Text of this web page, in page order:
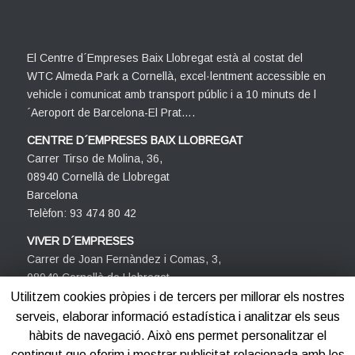
El Centre d´Empreses Baix Llobregat està al costat del
WTC Almeda Park a Cornellà, excel·lentment accessible en
vehicle i comunicat amb transport públic i a 10 minuts de l
´Aeroport de Barcelona-El Prat….
CENTRE D´EMPRESES BAIX LLOBREGAT
Carrer Tirso de Molina, 36,
08940 Cornellà de Llobregat
Barcelona
Telèfon: 93 474 80 42
VIVER D´EMPRESES
Carrer de Joan Fernàndez i Comas, 3,
08940 Cornellà de Llobregat
Barcelona
Telèfon: 93 474 80 42
Utilitzem cookies pròpies i de tercers per millorar els nostres
serveis, elaborar informació estadística i analitzar els seus
hàbits de navegació. Això ens permet personalitzar el